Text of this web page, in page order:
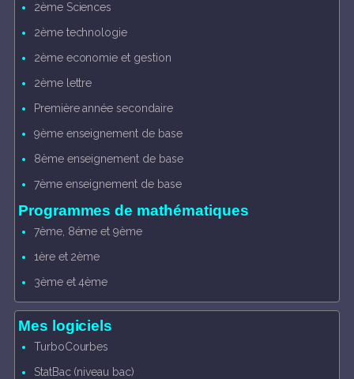
2ème Sciences
2ème technologie
2ème economie et gestion
2ème lettre
Première année secondaire
9ème enseignement de base
8ème enseignement de base
7ème enseignement de base
Programmes de mathématiques
7ème, 8éme et 9ème
1ère et 2ème
3ème et 4ème
Mes logiciels
TurboCourbes
StatBac (niveau bac)